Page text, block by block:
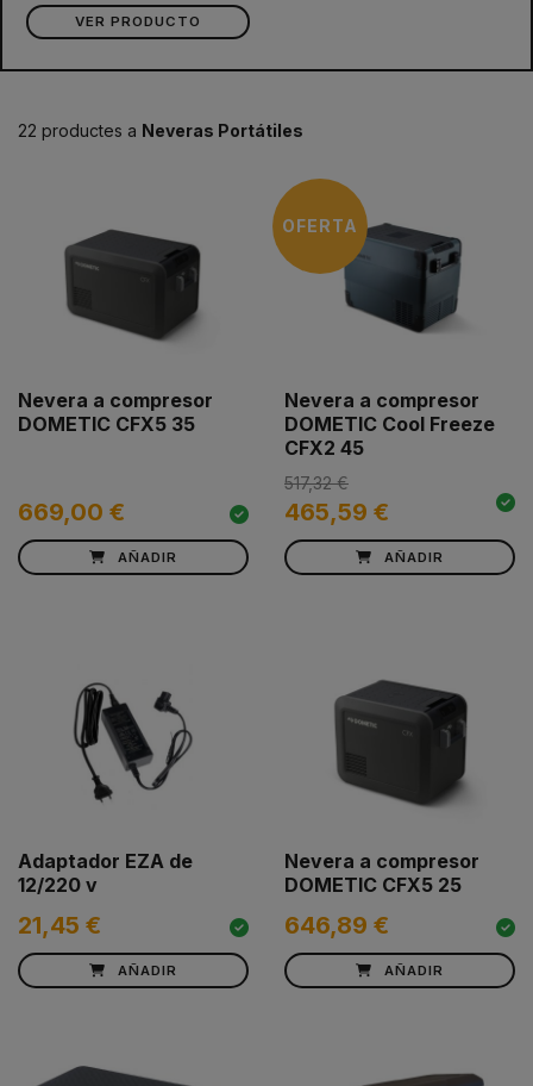
VER PRODUCTO
22 productes a Neveras Portátiles
Nevera a compresor
DOMETIC CFX5 35
669,00 €
AÑADIR
OFERTA
Nevera a compresor
DOMETIC Cool Freeze
CFX2 45
465,59 €
517,32 €
AÑADIR
Adaptador EZA de
12/220 v
21,45 €
AÑADIR
Nevera a compresor
DOMETIC CFX5 25
646,89 €
AÑADIR